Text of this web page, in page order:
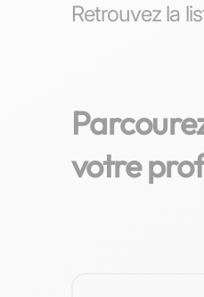
Retrouvez la
votre